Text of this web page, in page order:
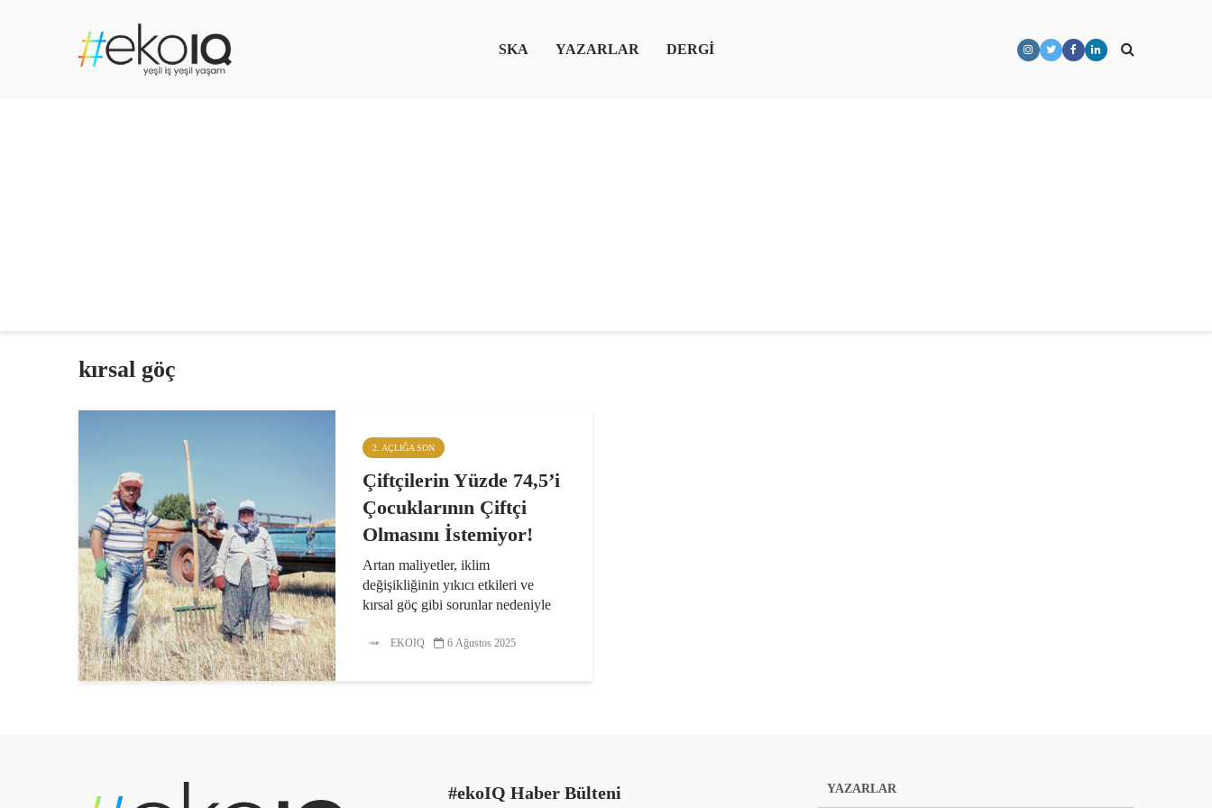
SKA YAZARLAR DERGİ
kırsal göç
2. AÇLIĞA SON
Çiftçilerin Yüzde 74,5’i
Çocuklarının Çiftçi
Olmasını İstemiyor!
Artan maliyetler, iklim
değişikliğinin yıkıcı etkileri ve
kırsal göç gibi sorunlar nedeniyle
güvenliği tehlike altında. Öte
EKOIQ 6 Ağustos 2025
#ekoIQ Haber Bülteni YAZARLAR